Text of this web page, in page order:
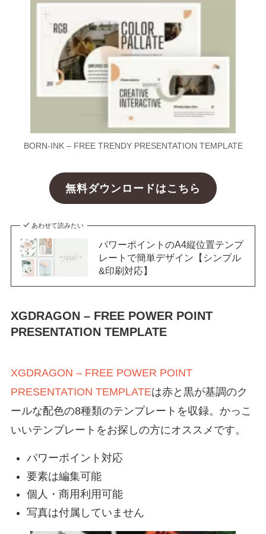
BORN-INK – FREE TRENDY PRESENTATION TEMPLATE
無料ダウンロードはこちら
あわせて読みたい
パワーポイントのA4縦位置テンプ
レートで簡単デザイン【シンプル
&印刷対応】
XGDRAGON – FREE POWER POINT
PRESENTATION TEMPLATE
XGDRAGON – FREE POWER POINT
PRESENTATION TEMPLATEは赤と黒が基調のク
ールな配色の8種類のテンプレートを収録。かっこ
いいテンプレートをお探しの方にオススメです。
パワーポイント対応
要素は編集可能
個人・商用利用可能
写真は付属していません